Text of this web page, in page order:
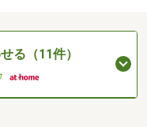
る（11件）